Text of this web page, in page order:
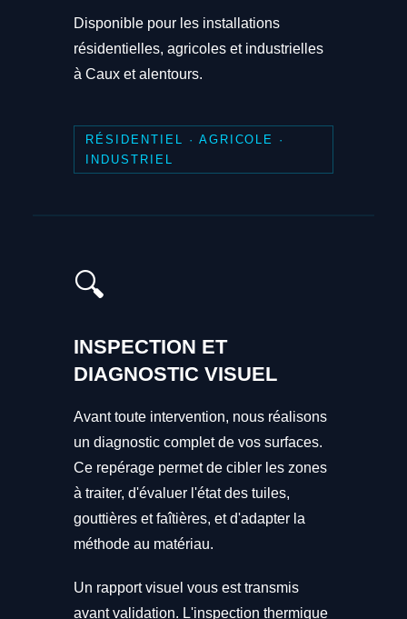
Disponible pour les installations
résidentielles, agricoles et industrielles
à Caux et alentours.
RÉSIDENTIEL · AGRICOLE ·
INDUSTRIEL
🔍
INSPECTION ET
DIAGNOSTIC VISUEL
Avant toute intervention, nous réalisons
un diagnostic complet de vos surfaces.
Ce repérage permet de cibler les zones
à traiter, d'évaluer l'état des tuiles,
gouttières et faîtières, et d'adapter la
méthode au matériau.
Un rapport visuel vous est transmis
avant validation. L'inspection thermique